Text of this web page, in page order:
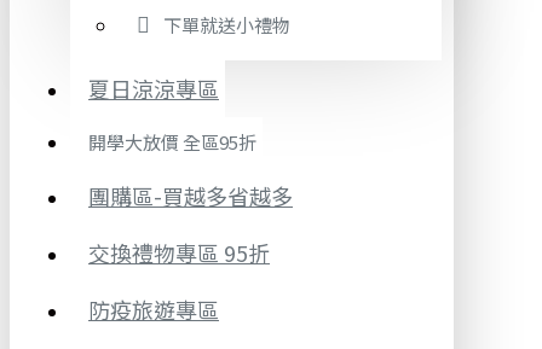
下單就送小禮物
夏日涼涼專區
開學大放價 全區95折
團購區-買越多省越多
交換禮物專區 95折
防疫旅遊專區